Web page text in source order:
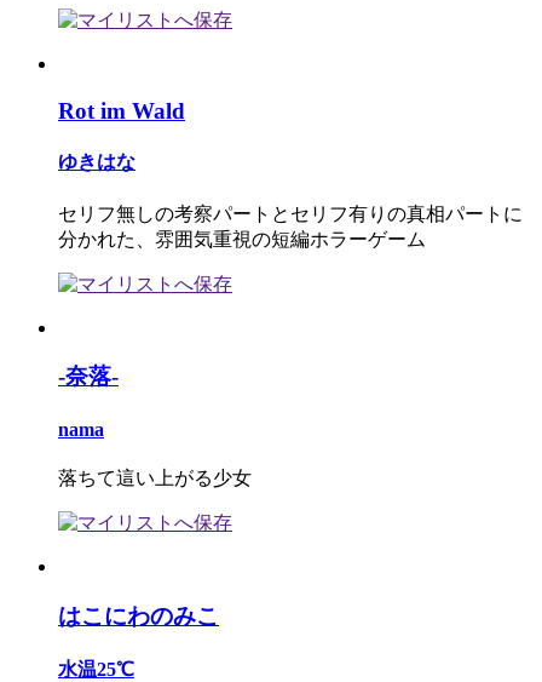
Rot im Wald
ゆきはな
セリフ無しの考察パートとセリフ有りの真相パートに
分かれた、雰囲気重視の短編ホラーゲーム
-奈落-
nama
落ちて這い上がる少女
はこにわのみこ
水温25℃